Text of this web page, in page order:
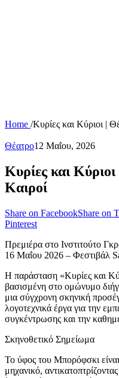
Home /Κυρίες και Κύριοι |
Θέατρο12 Μαΐου, 2026
Κυρίες και
Καιροί
Share on FacebookShare on
Pinterest
Πρεμιέρα στο Ινστιτούτο
16 Μαΐου 2026 – Φεστιβάλ
Η παράσταση «Κυρίες και
βασισμένη στο ομώνυμο
μια σύγχρονη σκηνική
λογοτεχνικά έργα για την
συγκέντρωσης και την
Σκηνοθετικό Σημείωμα
To ύφος του Μπορόφσκι
μηχανικό,